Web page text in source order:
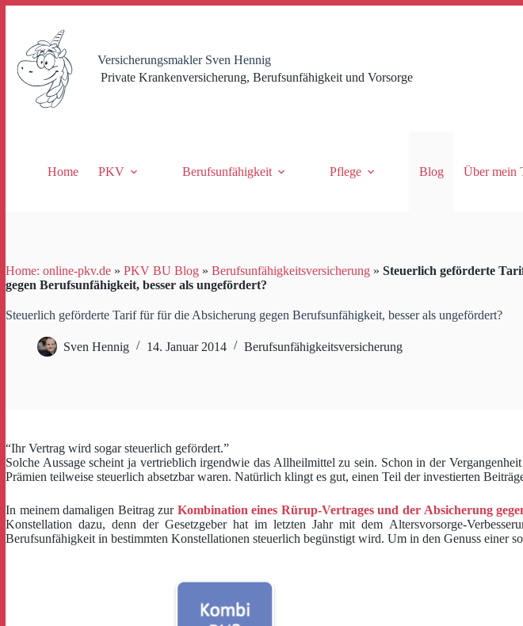
springen
Versicherungsmakler Sven Hennig
Private Krankenversicherung, Berufsunfähigkeit und Vorsorge
Home PKV Berufsunfähigkeit Pflege Blog Über mein
Home: online-pkv.de » PKV BU Blog » Berufsunfähigkeitsversicherung » Steuerlich geförderte
gegen Berufsunfähigkeit, besser als ungefördert?
Steuerlich geförderte Tarif für für die Absicherung gegen Berufsunfähigkeit, besser als ungefördert?
Sven Hennig 14. Januar 2014 Berufsunfähigkeitsversicherung
“Ihr Vertrag wird sogar steuerlich gefördert.”
Solche Aussage scheint ja vertrieblich irgendwie das Allheilmittel zu sein. Schon in der
Prämien teilweise steuerlich absetzbar waren. Natürlich klingt es gut, einen Teil der investierten
In meinem damaligen Beitrag zur Kombination eines Rürup-Vertrages und der Absicherung
Konstellation dazu, denn der Gesetzgeber hat im letzten Jahr mit dem Altersvorsorge-
Berufsunfähigkeit in bestimmten Konstellationen steuerlich begünstigt wird. Um in den Genuss einer